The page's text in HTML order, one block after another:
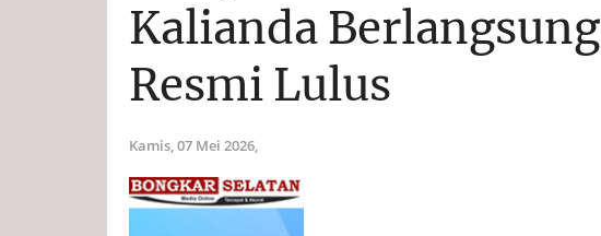
Kalianda
Resmi Lulus
Kamis, 07 Mei 2026,